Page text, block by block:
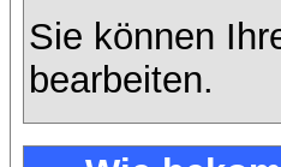
Sie können
bearbeiten.